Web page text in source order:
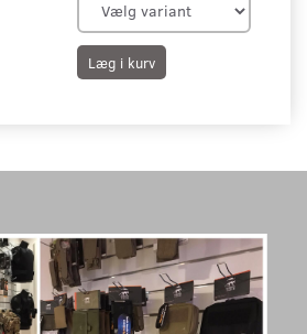
Læg i kurv